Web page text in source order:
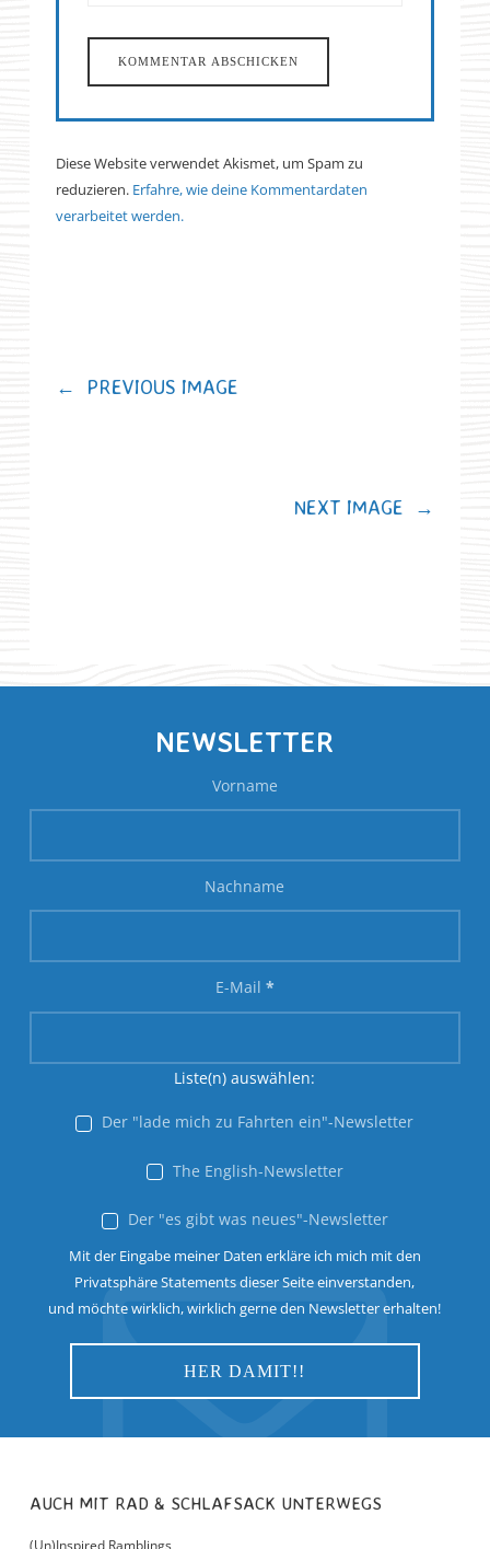
Diese Website verwendet Akismet, um Spam zu
reduzieren. Erfahre, wie deine Kommentardaten
verarbeitet werden.
← PREVIOUS IMAGE
NEXT IMAGE →
NEWSLETTER
Vorname
Nachname
E-Mail *
Liste(n) auswählen:
Der "lade mich zu Fahrten ein"-Newsletter
The English-Newsletter
Der "es gibt was neues"-Newsletter
Mit der Eingabe meiner Daten erkläre ich mich mit den
Privatsphäre Statements dieser Seite einverstanden,
und möchte wirklich, wirklich gerne den Newsletter erhalten!
AUCH MIT RAD & SCHLAFSACK UNTERWEGS